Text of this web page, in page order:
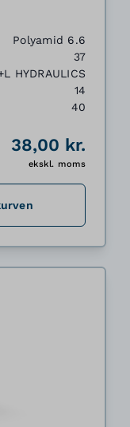
Polyamid 6.6
37
HYDRAULICS
14
40
38,00 kr.
ekskl. moms